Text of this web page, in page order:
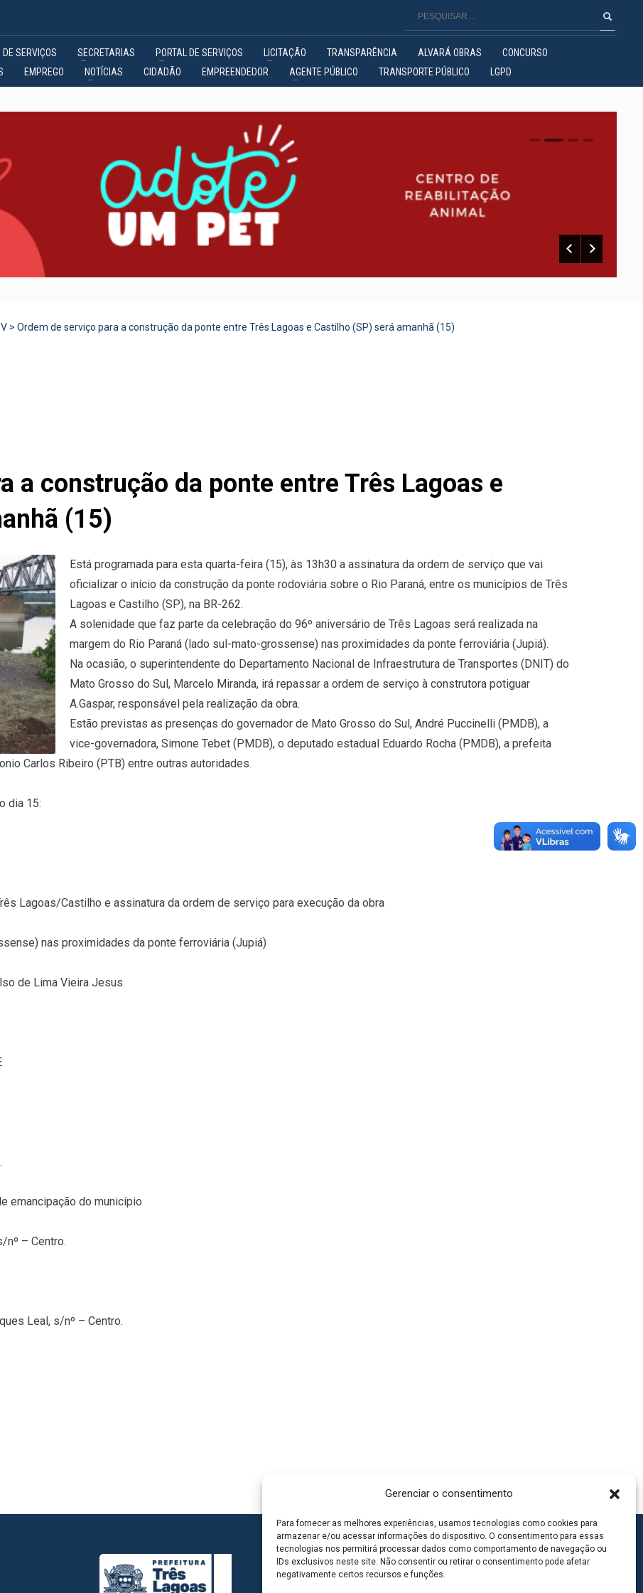
Gerenciar o consentimento
Para fornecer as melhores experiências, usamos tecnologias como cookies para
armazenar e/ou acessar informações do dispositivo. O consentimento para essas
tecnologias nos permitirá processar dados como comportamento de navegação ou
IDs exclusivos neste site. Não consentir ou retirar o consentimento pode afetar
negativamente certos recursos e funções.
SERVIÇOS SECRETARIAS PORTAL DE SERVIÇOS LICITAÇÃO TRANSPARÊNCIA ALVARÁ OBRAS
CONCURSO
EMPREGO NOTÍCIAS CIDADÃO EMPREENDEDOR AGENTE PÚBLICO TRANSPORTE PÚBLICO LGPD
0 1 2
> Ordem de serviço para a construção da ponte entre Três Lagoas e Castilho (SP) será amanhã (15)
a construção da ponte entre Três Lagoas e
(15)
Está programada para esta quarta-feira (15), às 13h30 a assinatura da ordem de serviço que vai
oficializar o início da construção da ponte rodoviária sobre o Rio Paraná, entre os municípios de Três
Lagoas e Castilho (SP), na BR-262.
A solenidade que faz parte da celebração do 96º aniversário de Três Lagoas será realizada na
margem do Rio Paraná (lado sul-mato-grossense) nas proximidades da ponte ferroviária (Jupiá).
Na ocasião, o superintendente do Departamento Nacional de Infraestrutura de Transportes (DNIT) do
Mato Grosso do Sul, Marcelo Miranda, irá repassar a ordem de serviço à construtora potiguar
A.Gaspar, responsável pela realização da obra.
Estão previstas as presenças do governador de Mato Grosso do Sul, André Puccinelli (PMDB), a
vice-governadora, Simone Tebet (PMDB), o deputado estadual Eduardo Rocha (PMDB), a prefeita
Carlos Ribeiro (PTB) entre outras autoridades.
dia 15:
Lagoas/Castilho e assinatura da ordem de serviço para execução da obra
nas proximidades da ponte ferroviária (Jupiá)
de Lima Vieira Jesus
emancipação do município
nº – Centro.
Leal, s/nº – Centro.